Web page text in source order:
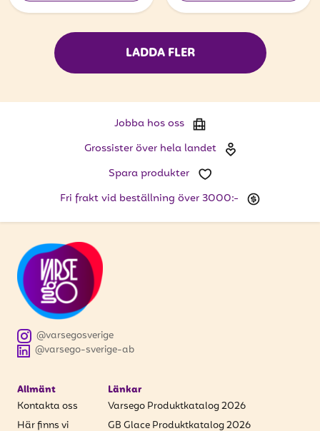
LADDA FLER
Jobba hos oss
Grossister över hela landet
Spara produkter
Fri frakt vid beställning över 3000:-
@varsego-sverige-ab
@varsegosverige
Allmänt
Kontakta oss
Här finns vi
Länkar
Varsego Produktkatalog 2026
GB Glace Produktkatalog 2026